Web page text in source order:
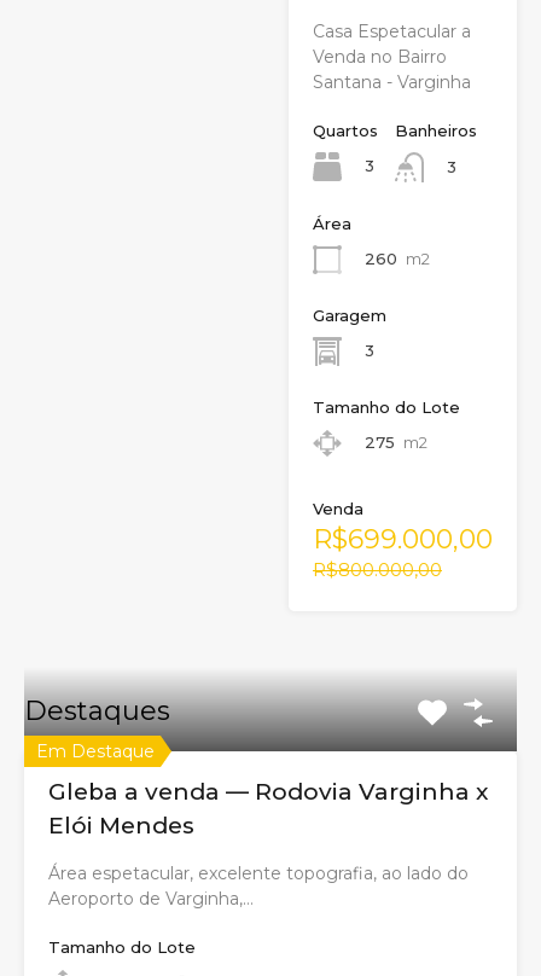
Casa Espetacular a
Venda no Bairro
Santana - Varginha
Quartos
3
Banheiros
3
Área
260 m2
Garagem
3
Tamanho do Lote
275 m2
Venda
R$699.000,00
R$800.000,00
Destaques
Em Destaque
Gleba a venda — Rodovia Varginha x
Elói Mendes
Área espetacular, excelente topografia, ao lado do
Aeroporto de Varginha,…
Tamanho do Lote